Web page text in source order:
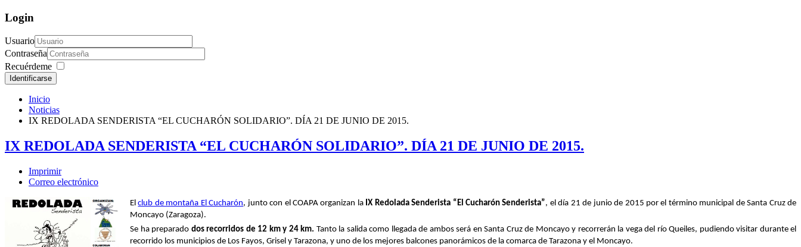
Login
Usuario
Contraseña
Recuérdeme
Identificarse
Inicio
Noticias
IX REDOLADA SENDERISTA “EL CUCHARÓN SOLIDARIO”. DÍA 21 DE JUNIO DE 2015.
IX REDOLADA SENDERISTA “EL CUCHARÓN SOLIDARIO”. DÍA 21 DE JUNIO DE 2015.
Imprimir
Correo electrónico
Elclub de montaña El Cucharón, junto con el COAPA organizan la IX Redolada Senderista “El Cucharón Senderista”, el día 21 de junio de 2015 por el término municipal de Santa Cruz de
Moncayo (Zaragoza).
Se ha preparado dosrecorridos de 12 km y 24 km. Tanto la salida como llegada de ambos será en Santa Cruz de Moncayo y recorrerán la vega del río Queiles, pudiendo visitar durante el
recorrido los municipios de Los Fayos, Grisel y Tarazona, y uno de los mejores balcones panorámicos de la comarca de Tarazona y el Moncayo.